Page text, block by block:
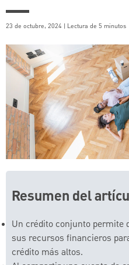
23 de octubre, 2024 | Lectura de 5 minutos
Resumen del
Un crédito conjunto permite
sus recursos financieros
crédito más altos.